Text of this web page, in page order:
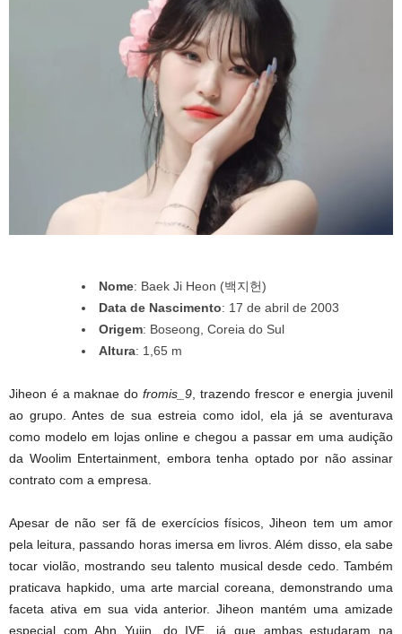
Nome: Baek Ji Heon (백지헌)
Data de Nascimento: 17 de abril de 2003
Origem: Boseong, Coreia do Sul
Altura: 1,65 m
Jiheon é a maknae do fromis_9 , trazendo frescor e energia juvenil
ao grupo. Antes de sua estreia como idol, ela já se aventurava
como modelo em lojas online e chegou a passar em uma audição
da Woolim Entertainment, embora tenha optado por não assinar
contrato com a empresa.
Apesar de não ser fã de exercícios físicos, Jiheon tem um amor
pela leitura, passando horas imersa em livros. Além disso, ela sabe
tocar violão, mostrando seu talento musical desde cedo. Também
praticava hapkido, uma arte marcial coreana, demonstrando uma
faceta ativa em sua vida anterior. Jiheon mantém uma amizade
especial com Ahn Yujin, do IVE, já que ambas estudaram na